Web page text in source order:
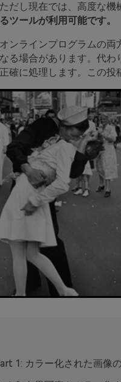
だし現在では、高度な
ツールが利用可能です。
ンラインプログラムの
る場合があります。代
確に処理します。この投
1: カラー化された画像